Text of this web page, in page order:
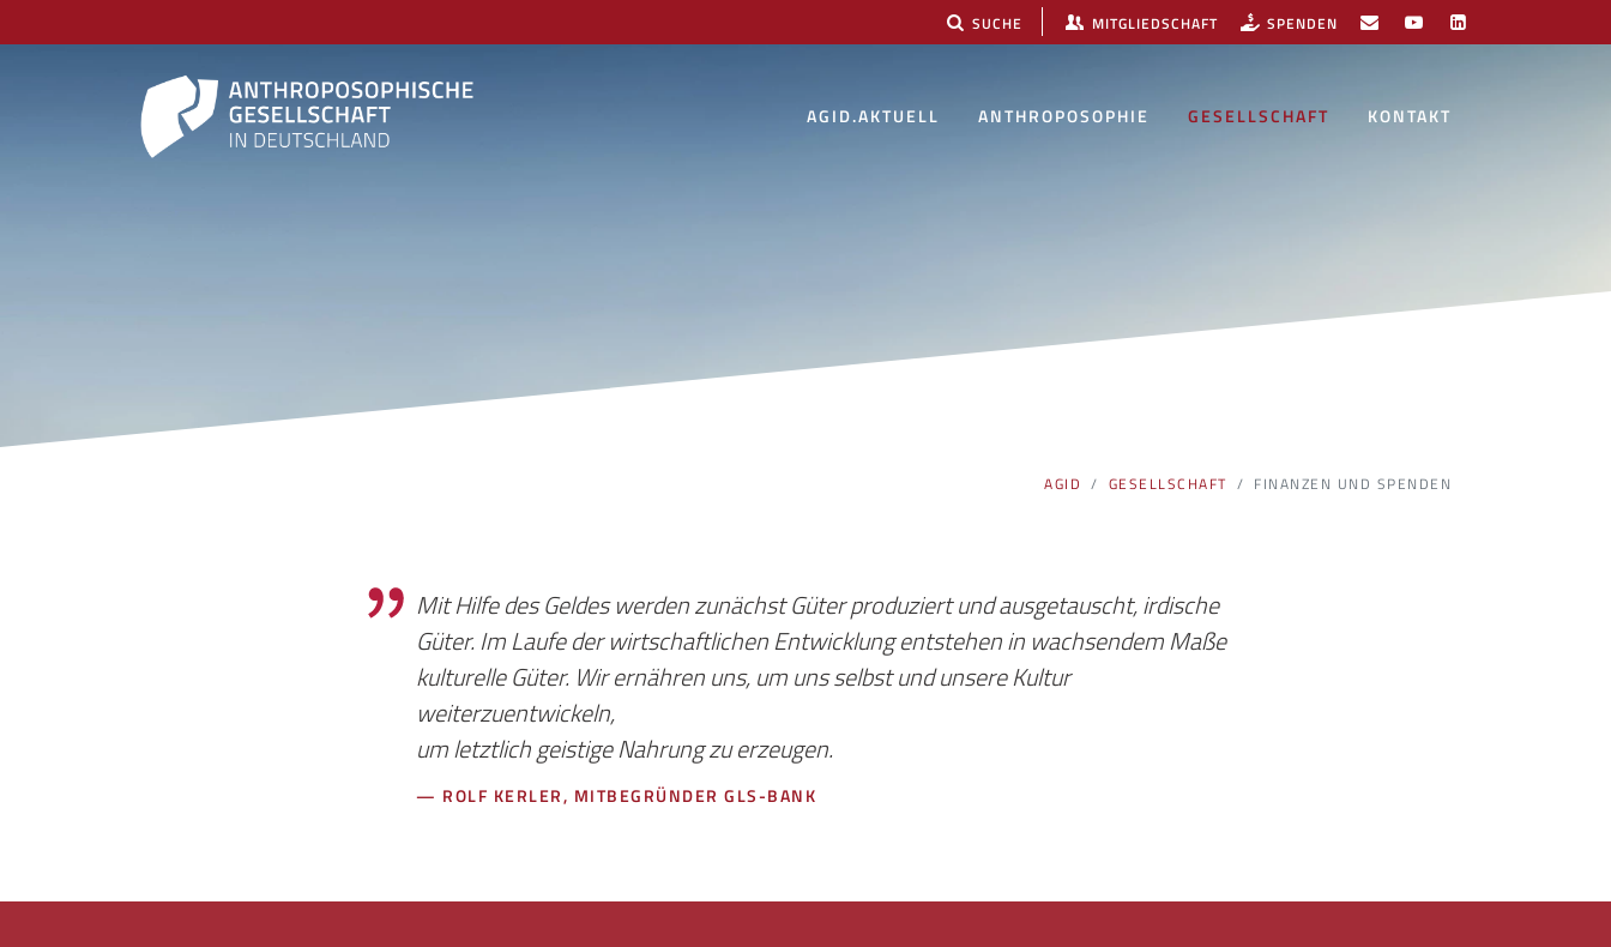
SUCHE MITGLIEDSCHAFT SPENDEN
AGID.AKTUELL ANTHROPOSOPHIE GESELLSCHAFT KONTAKT
AGID GESELLSCHAFT FINANZEN UND SPENDEN
Mit Hilfe des Geldes werden zunächst Güter produziert und ausgetauscht, irdische
Güter. Im Laufe der wirtschaftlichen Entwicklung entstehen in wachsendem Maße
kulturelle Güter. Wir ernähren uns, um uns selbst und unsere Kultur
weiterzuentwickeln,
um letztlich geistige Nahrung zu erzeugen.
— ROLF KERLER, MITBEGRÜNDER GLS-BANK